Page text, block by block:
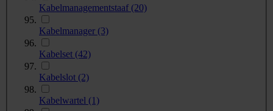
Kabelmanagementstaaf (20)
Kabelmanager (3)
Kabelset (42)
Kabelslot (2)
Kabelwartel (1)